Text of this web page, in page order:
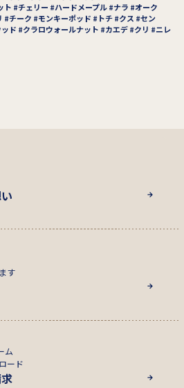
ト チェリー ハードメープル ナラ
オーク
チーク モンキーポッド トチ クス
セン
ド クラロウォールナット カエデ クリ
ニレ
す
ム
ード